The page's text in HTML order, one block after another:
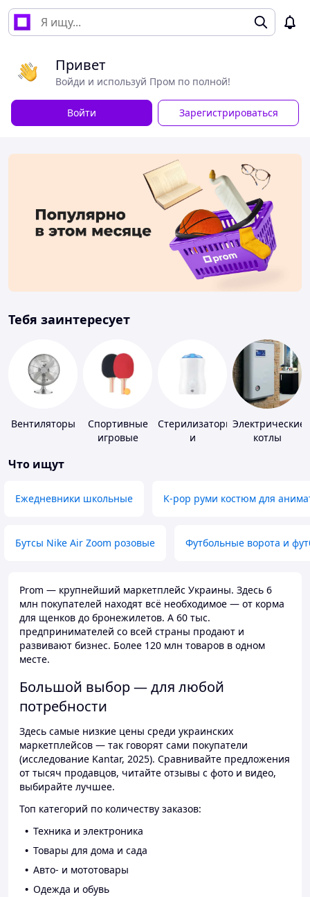
Привет
Войди и используй Пром по полной!
Войти Зарегистрироваться
Тебя заинтересует
Вентиляторы
Спортивные
игровые
Стерилизаторы
и
Электрические
котлы
Что ищут
Ежедневники школьные K-pop руми костюм для
Бутсы Nike Air Zoom розовые Футбольные ворота и
Prom — крупнейший маркетплейс Украины. Здесь 6
млн покупателей находят всё необходимое — от корма
для щенков до бронежилетов. А 60 тыс.
предпринимателей со всей страны продают и
развивают бизнес. Более 120 млн товаров в одном
месте.
Большой выбор — для любой
потребности
Здесь самые низкие цены среди украинских
маркетплейсов — так говорят сами покупатели
(исследование Kantar, 2025). Сравнивайте предложения
от тысяч продавцов, читайте отзывы с фото и видео,
выбирайте лучшее.
Топ категорий по количеству заказов:
Техника и электроника
Товары для дома и сада
Авто- и мототовары
Одежда и обувь